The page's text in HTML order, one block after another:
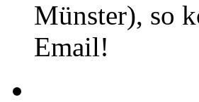
Münster), so
Email!